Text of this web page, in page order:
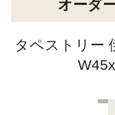
オーダ
タペストリー